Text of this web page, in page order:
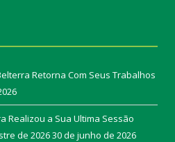
Retorna Com Seus Trabalhos
Realizou a Sua Ultima Sessão
de 202630 de junho de 2026